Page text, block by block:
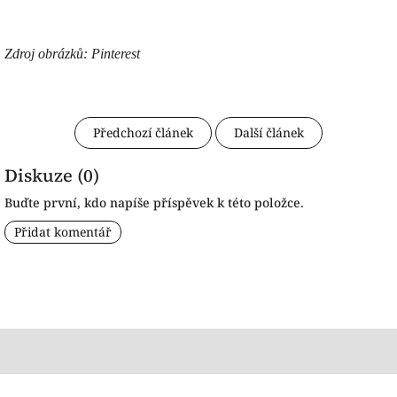
Zdroj obrázků: Pinterest
Předchozí článek Další článek
Diskuze (0)
Buďte první, kdo napíše příspěvek k této položce.
Přidat komentář
Z